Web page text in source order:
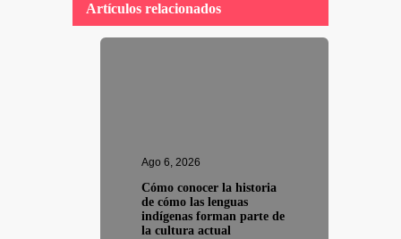
Artículos relacionados
Ago 6, 2026
Cómo conocer la historia
de cómo las lenguas
indígenas forman parte de
la cultura actual